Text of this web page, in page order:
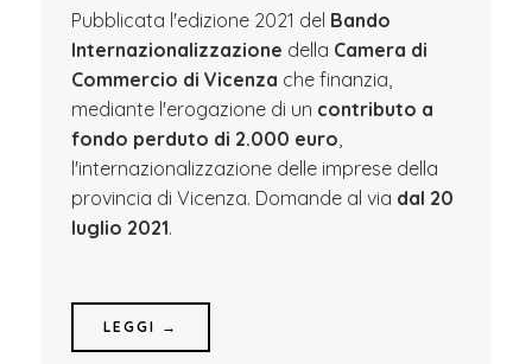
Pubblicata l'edizione 2021 del Bando
Internazionalizzazione della Camera di
Commercio di Vicenza che finanzia,
mediante l'erogazione di un contributo a
fondo perduto di 2.000 euro,
l'internazionalizzazione delle imprese della
provincia di Vicenza. Domande al via dal 20
luglio 2021.
LEGGI →